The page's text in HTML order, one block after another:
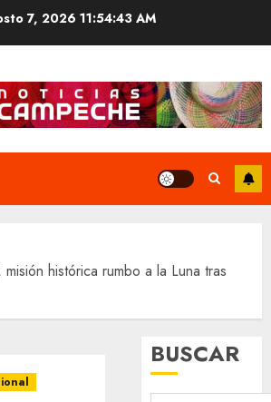
7, 2026 11:54:44 AM
histórica rumbo a la Luna tras
BUSCAR